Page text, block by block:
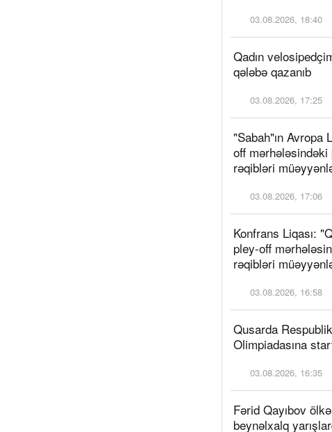
03.08.2026, 18:40
Qadın
qələbə qazanıb
03.08.2026, 17:25
"Sabah"ın Avropa
off mərhələsindəki
rəqibləri
03.08.2026, 17:06
Konfrans Liqası:
pley-off
rəqibləri
03.08.2026, 16:58
Qusarda
Olimpiadasına
03.08.2026, 16:35
Fərid Qayıbov
beynəlxalq